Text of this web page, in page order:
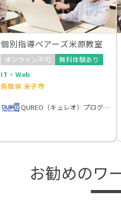
個別指導ベアーズ米原教室
オンライン不可
無料体験あり
IT・Web
鳥取県 米子市
QUREO（キュレオ）プログラミング教室
お勧めのワ